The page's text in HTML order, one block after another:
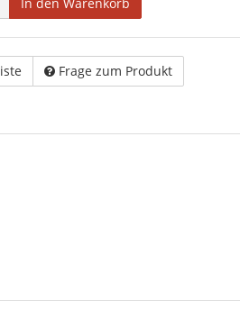
Frage zum Produkt